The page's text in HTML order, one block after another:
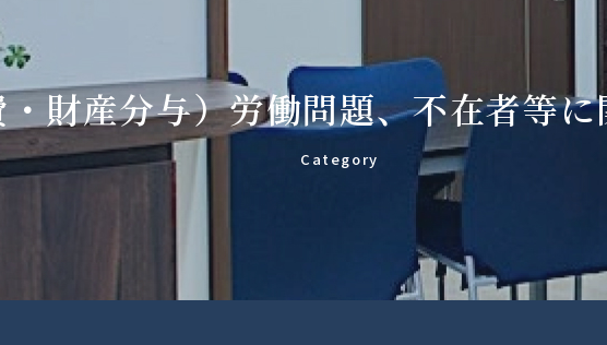
財産分与）労働問題、不在者等